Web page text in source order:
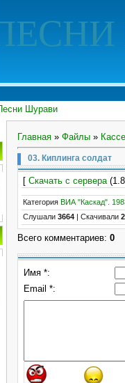
Шурави
Главная » Файлы »
03. Киплинга солдат
[ Скачать с сервера
Категория ВИА "Каскад".
Слушали 3664 Скачивали
Всего комментариев: 0
Имя *:
Email *: